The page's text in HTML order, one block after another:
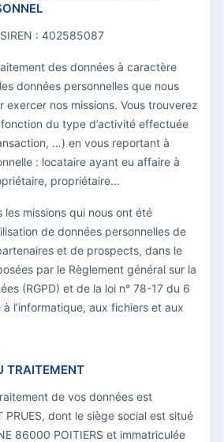
: 402585087
des données à caractère
données personnelles que nous
exercer nos missions. Vous trouverez
du type d’activité effectuée
…) en vous reportant à
: locataire ayant eu affaire à
propriétaire…
les missions qui nous ont été
de données personnelles de
et de prospects, dans le
par le Règlement général sur la
(RGPD) et de la loi n° 78-17 du 6
l’informatique, aux fichiers et aux
TRAITEMENT
de vos données est
PRUES, dont le siège social est situé
86000 POITIERS et immatriculée